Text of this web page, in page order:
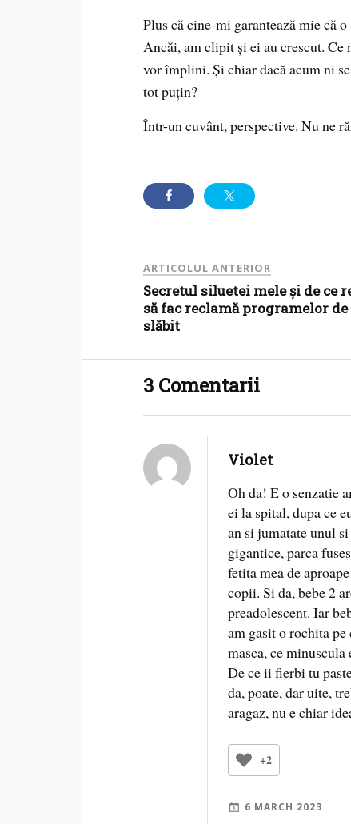
Plus că cine-mi garantează mie că
Ancăi, am clipit și ei au crescut. Ce
vor împlini. Și chiar dacă acum ni
tot puțin?
Într-un cuvânt, perspective. Nu ne
ARTICOLUL ANTERIOR
Secretul siluetei mele și de ce
să fac reclamă programelor de
slăbit
3 Comentarii
Violet
Oh da! E o senzatie
ei la spital, dupa ce
an si jumatate unul
gigantice, parca
fetita mea de
copii. Si da, bebe 2
preadolescent. Iar
am gasit o rochita pe
masca, ce
De ce ii fierbi tu
da, poate, dar uite,
aragaz, nu e chiar
+2
6 MARCH 2023